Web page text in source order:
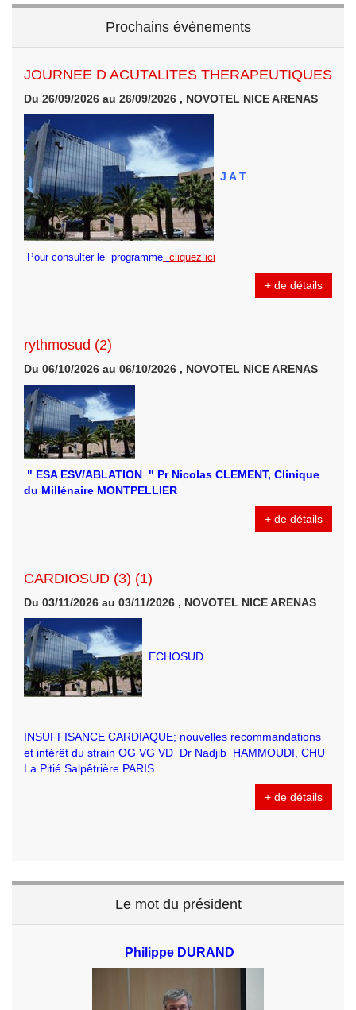
Prochains évènements
JOURNEE D ACUTALITES THERAPEUTIQUES
Du 26/09/2026 au 26/09/2026 , NOVOTEL NICE ARENAS
J A T
Pour consulter le programme cliquez ici
+ de détails
rythmosud (2)
Du 06/10/2026 au 06/10/2026 , NOVOTEL NICE ARENAS
" ESA ESV/ABLATION " Pr Nicolas CLEMENT, Clinique
du Millénaire MONTPELLIER
+ de détails
CARDIOSUD (3) (1)
Du 03/11/2026 au 03/11/2026 , NOVOTEL NICE ARENAS
ECHOSUD
INSUFFISANCE CARDIAQUE; nouvelles recommandations
et intérêt du strain OG VG VD Dr Nadjib HAMMOUDI, CHU
La Pitié Salpêtrière PARIS
+ de détails
Le mot du président
Philippe DURAND